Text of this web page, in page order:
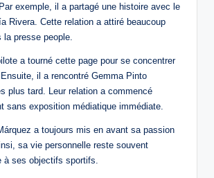
exemple, il a partagé une histoire avec le
Rivera. Cette relation a attiré beaucoup
la presse people.
a tourné cette page pour se concentrer
il a rencontré Gemma Pinto
plus tard. Leur relation a commencé
sans exposition médiatique immédiate.
a toujours mis en avant sa passion
sa vie personnelle reste souvent
à ses objectifs sportifs.